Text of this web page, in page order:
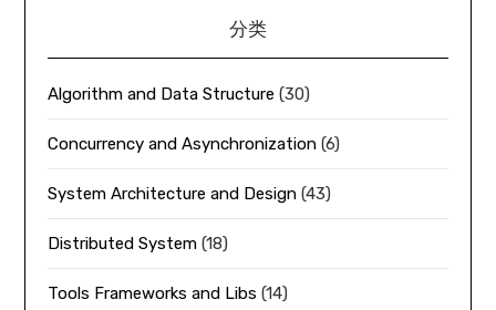
分类
Algorithm and Data Structure (30)
Concurrency and Asynchronization (6)
System Architecture and Design (43)
Distributed System (18)
Tools Frameworks and Libs (14)